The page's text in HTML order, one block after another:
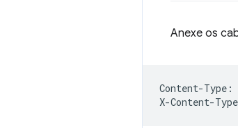
Anexe os
Content-